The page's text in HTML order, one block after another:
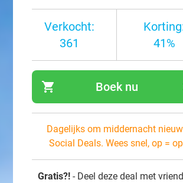
Verkocht:
361
41%
shopping_cart Boek nu
Dagelijks om middernacht
Social Deals. Wees snel, op =
Gratis?! - Deel deze deal met